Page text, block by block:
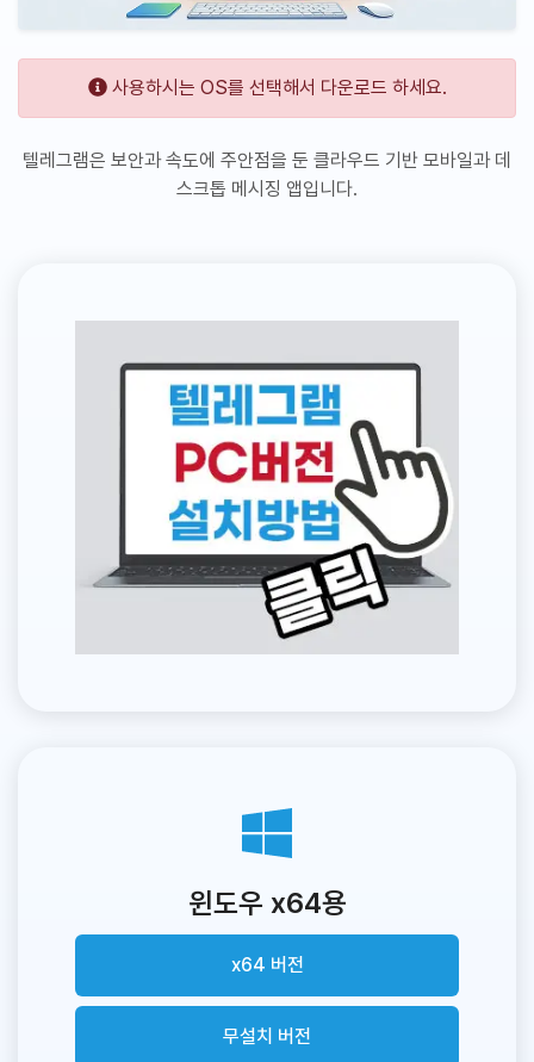
사용하시는 OS를 선택해서 다운로드 하세요.
텔레그램은 보안과 속도에 주안점을 둔 클라우드 기반 모바일과 데
스크톱 메시징 앱입니다.
윈도우 x64용
x64 버전
무설치 버전